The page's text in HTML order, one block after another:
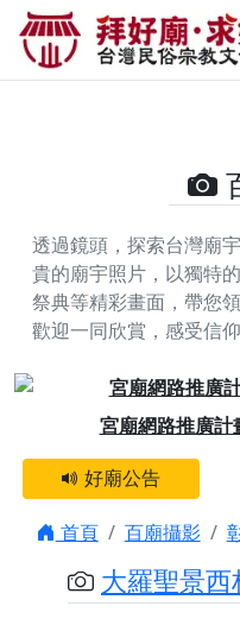
大羅聖景西林
廟求好運 找
透過鏡頭，探索台灣廟
貴的廟宇照片，以獨特
祭典等精彩畫面，帶您
歡迎一同欣賞，感受信
宮廟網路推廣計
Previous
好廟公告
首頁 百廟攝影
大羅聖景西